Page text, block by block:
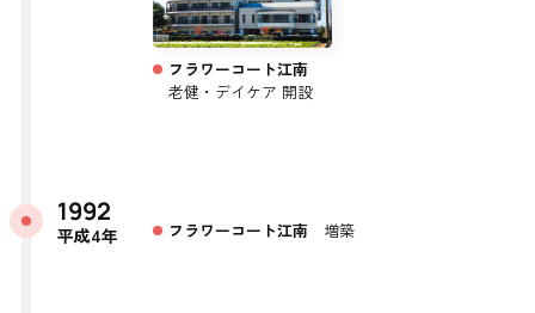
フラワーコート江南
老健・デイケア 開設
1992
平成4年 フラワーコート江南 増築